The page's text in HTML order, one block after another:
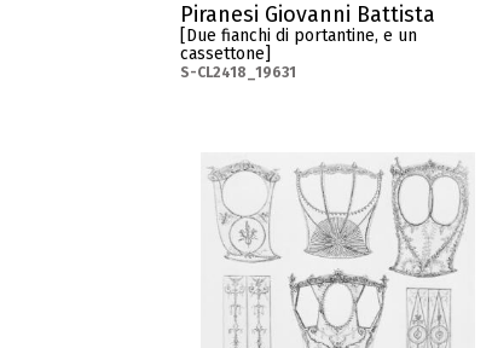
Piranesi Giovanni Battista
[Due fianchi di portantine, e un
cassettone]
S-CL2418_19631